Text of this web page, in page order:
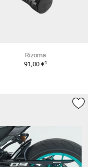
Rizoma
91,00 €1